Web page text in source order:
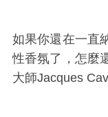
如果你還在一直
性香氛了，怎麼
大師Jacques